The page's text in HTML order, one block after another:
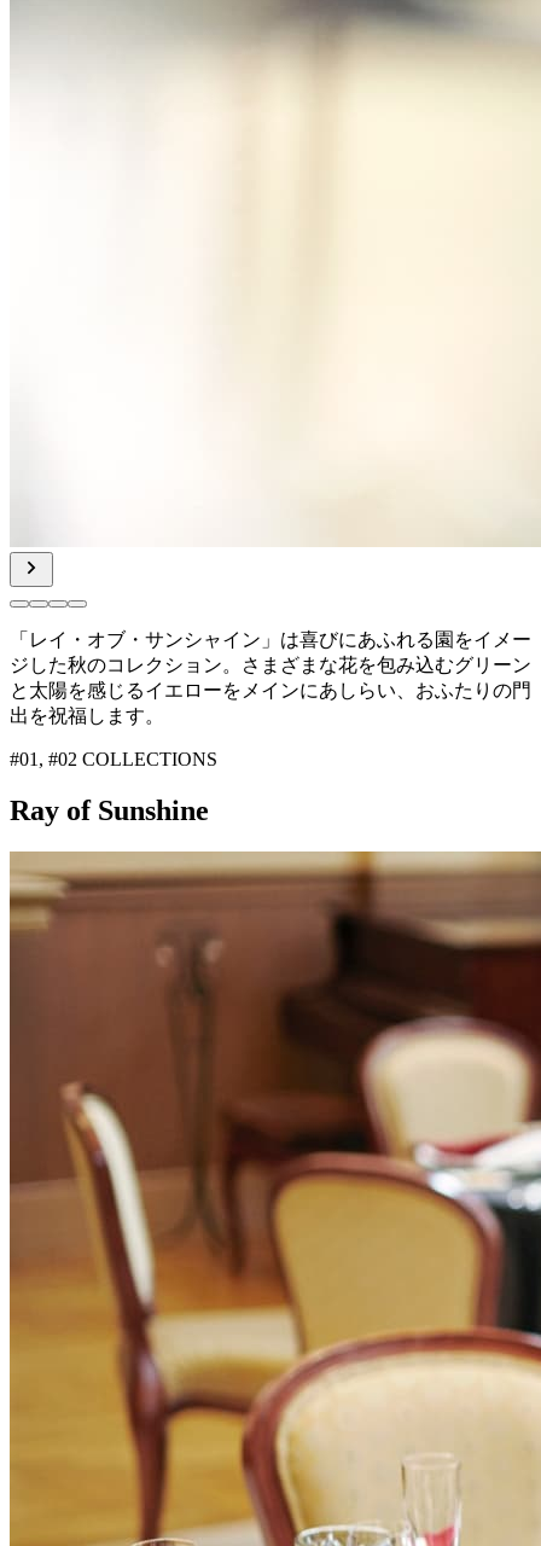
「レイ・オブ・サンシャイン」は喜びにあふれる園をイメー
ジした秋のコレクション。さまざまな花を包み込むグリーン
と太陽を感じ るイエローをメインにあしらい、おふたりの門
出を祝福します。
#01, #02 COLLECTIONS
Ray of Sunshine